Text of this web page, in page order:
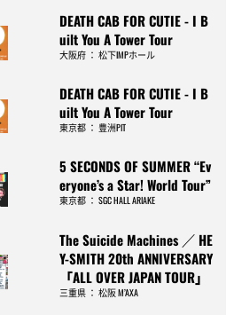
DEATH CAB FOR CUTIE - I B
uilt You A Tower Tour
大阪府 ：松下IMPホール
DEATH CAB FOR CUTIE - I B
uilt You A Tower Tour
東京都 ：豊洲PIT
5 SECONDS OF SUMMER “Ev
eryone’s a Star! World Tour”
東京都 ：SGC HALL ARIAKE
The Suicide Machines ／ HE
Y-SMITH 20th ANNIVERSARY
「ALL OVER JAPAN TOUR」
三重県 ：松阪 M’AXA